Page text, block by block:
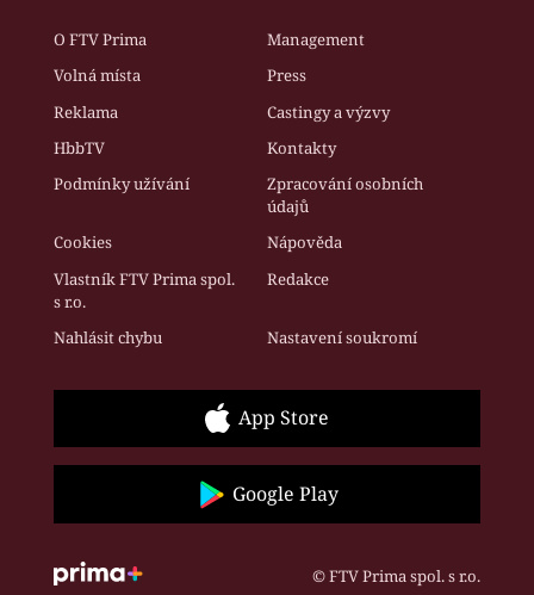
O FTV Prima
Management
Volná místa
Press
Reklama
Castingy a výzvy
HbbTV
Kontakty
Podmínky užívání
Zpracování osobních
údajů
Cookies
Nápověda
Vlastník FTV Prima spol.
s r.o.
Redakce
Nahlásit chybu Nastavení soukromí
App Store
Google Play
© FTV Prima spol. s r.o.